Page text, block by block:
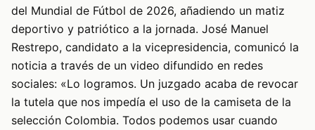
del Mundial de Fútbol de 2026, añadiendo un matiz
deportivo y patriótico a la jornada. José Manuel
Restrepo, candidato a la vicepresidencia, comunicó la
noticia a través de un video difundido en redes
sociales: «Lo logramos. Un juzgado acaba de revocar
la tutela que nos impedía el uso de la camiseta de la
selección Colombia. Todos podemos usar cuando